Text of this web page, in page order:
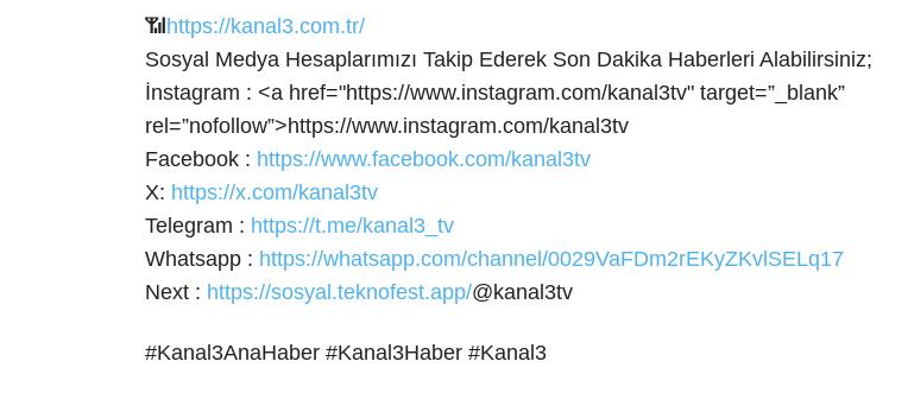
📶 https://kanal3.com.tr/
Sosyal Medya Hesaplarımızı Takip Ederek Son Dakika Haberleri Alabilirsiniz;
İnstagram : <a href="https://www.instagram.com/kanal3tv" target=”_blank”
rel=”nofollow”>https://www.instagram.com/kanal3tv
Facebook : https://www.facebook.com/kanal3tv
X: https://x.com/kanal3tv
Telegram : https://t.me/kanal3_tv
Whatsapp : https://whatsapp.com/channel/0029VaFDm2rEKyZKvlSELq17
Next : https://sosyal.teknofest.app/@kanal3tv
#Kanal3AnaHaber #Kanal3Haber #Kanal3